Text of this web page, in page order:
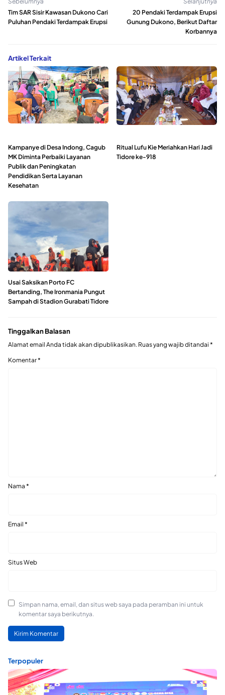
Tim SAR Sisir Kawasan Dukono Cari
Puluhan Pendaki Terdampak Erupsi
20 Pendaki Terdampak Erupsi
Gunung Dukono, Berikut Daftar
Korbannya
Artikel Terkait
Kampanye di Desa Indong, Cagub
MK Diminta Perbaiki Layanan
Publik dan Peningkatan
Pendidikan Serta Layanan
Kesehatan
Ritual Lufu Kie Meriahkan Hari Jadi
Tidore ke-918
Usai Saksikan Porto FC
Bertanding, The Ironmania Pungut
Sampah di Stadion Gurabati Tidore
Tinggalkan Balasan
Alamat email Anda tidak akan dipublikasikan. Ruas yang wajib ditandai *
Komentar*
Nama *
Email *
Situs Web
Simpan nama, email, dan situs web saya pada peramban ini untuk
komentar saya berikutnya.
Terpopuler